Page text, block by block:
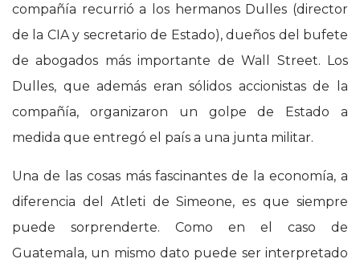
compañía recurrió a los hermanos Dulles (director
de la CIA y secretario de Estado), dueños del bufete
de abogados más importante de Wall Street. Los
Dulles, que además eran sólidos accionistas de la
compañía, organizaron un golpe de Estado a
medida que entregó el país a una junta militar.
Una de las cosas más fascinantes de la economía, a
diferencia del Atleti de Simeone, es que siempre
puede sorprenderte. Como en el caso de
Guatemala, un mismo dato puede ser interpretado